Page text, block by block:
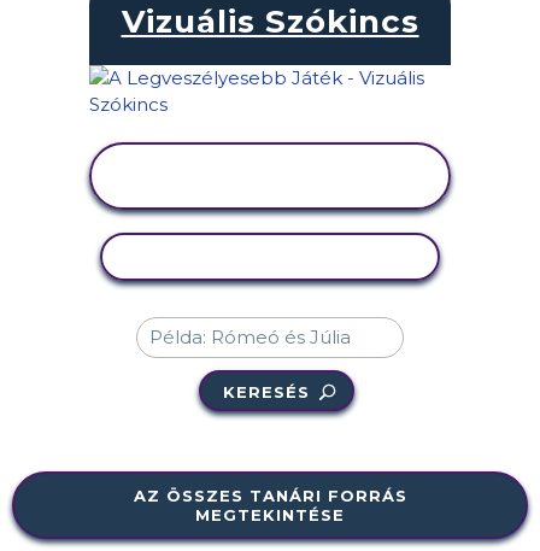
Vizuális Szókincs
KERESÉS
AZ ÖSSZES TANÁRI FORRÁS
MEGTEKINTÉSE